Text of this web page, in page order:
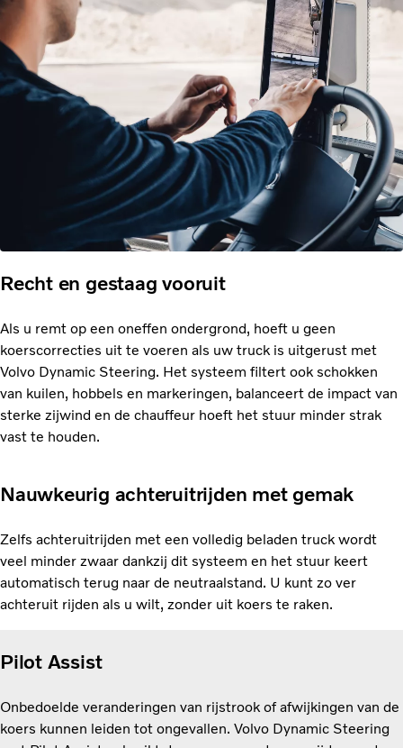
Recht en gestaag vooruit
Als u remt op een oneffen ondergrond, hoeft u geen
koerscorrecties uit te voeren als uw truck is uitgerust met
Volvo Dynamic Steering. Het systeem filtert ook schokken
van kuilen, hobbels en markeringen, balanceert de impact van
sterke zijwind en de chauffeur hoeft het stuur minder strak
vast te houden.
Nauwkeurig achteruitrijden met gemak
Zelfs achteruitrijden met een volledig beladen truck wordt
veel minder zwaar dankzij dit systeem en het stuur keert
automatisch terug naar de neutraalstand. U kunt zo ver
achteruit rijden als u wilt, zonder uit koers te raken.
Pilot Assist
Onbedoelde veranderingen van rijstrook of afwijkingen van de
koers kunnen leiden tot ongevallen. Volvo Dynamic Steering